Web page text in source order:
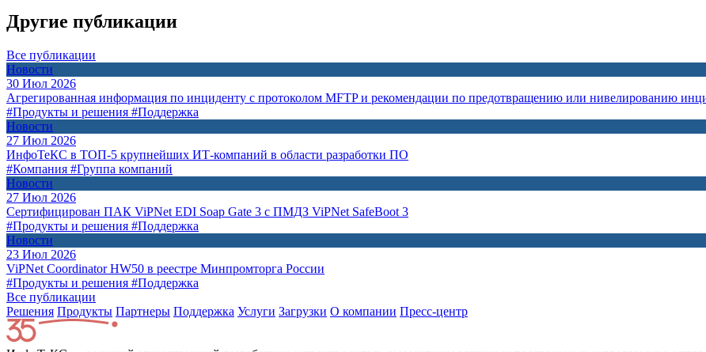
Другие публикации
Все публикации
Новости
30 Июл 2026
Агрегированная информация по инциденту с протоколом MFTP и рекомендации по предотвращению или нивелированию
#Продукты и решения #Поддержка
Новости
27 Июл 2026
ИнфоТеКС в ТОП-5 крупнейших ИТ-компаний в области разработки ПО
#Компания #Группа компаний
Новости
27 Июл 2026
Сертифицирован ПАК ViPNet EDI Soap Gate 3 с ПМДЗ ViPNet SafeBoot 3
#Продукты и решения #Поддержка
Новости
23 Июл 2026
ViPNet Coordinator HW50 в реестре Минпромторга России
#Продукты и решения #Поддержка
Все публикации
Решения Продукты Партнeры Поддержка Услуги Загрузки О компании Пресс-центр